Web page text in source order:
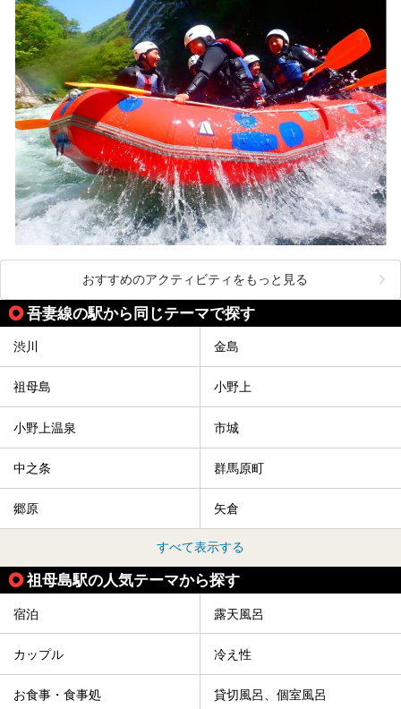
おすすめのアクティビティをもっと見る
吾妻線の駅から同じテーマで探す
渋川 金島
祖母島 小野上
小野上温泉 市城
中之条 群馬原町
郷原 矢倉
すべて表示する
祖母島駅の人気テーマから探す
宿泊 露天風呂
カップル 冷え性
お食事・食事処 貸切風呂、個室風呂